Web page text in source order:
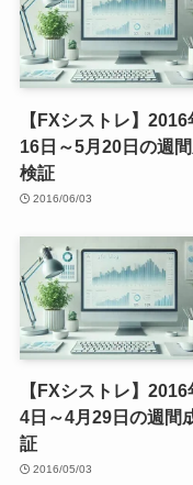
【FXシストレ】2016
16日～5月20日の週
検証
2016/06/03
【FXシストレ】2016
4日～4月29日の週間
証
2016/05/03